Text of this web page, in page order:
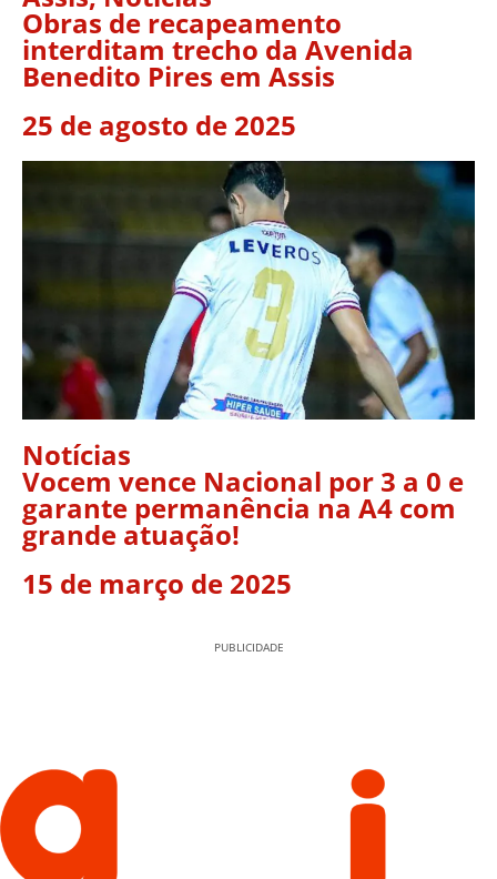
Obras de recapeamento
interditam trecho da Avenida
Benedito Pires em Assis
25 de agosto de 2025
Notícias
Vocem vence Nacional por 3 a 0 e
garante permanência na A4 com
grande atuação!
15 de março de 2025
PUBLICIDADE